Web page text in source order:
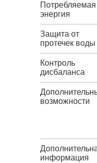
Потребляемая
энергия
Защита от
протечек воды
Контроль
дисбаланса
возможности
информация